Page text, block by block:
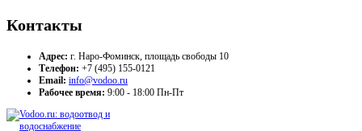
Контакты
Адрес: г. Наро-Фоминск, площадь свободы 10
Телефон: +7 (495) 155-0121
Email: info@vodoo.ru
Рабочее время: 9:00 - 18:00 Пн-Пт